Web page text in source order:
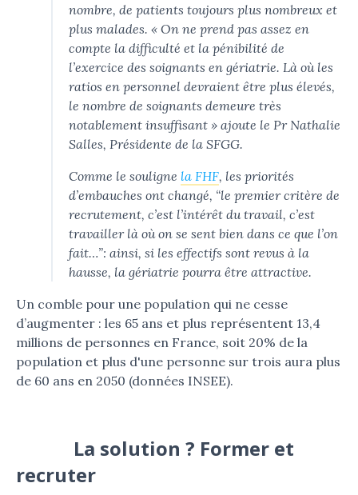
nombre, de patients toujours plus nombreux et
plus malades. « On ne prend pas assez en
compte la difficulté et la pénibilité de
l’exercice des soignants en gériatrie. Là où les
ratios en personnel devraient être plus élevés,
le nombre de soignants demeure très
notablement insuffisant » ajoute le Pr Nathalie
Salles, Présidente de la SFGG.
Comme le souligne la FHF, les priorités
d’embauches ont changé, “le premier critère de
recrutement, c’est l’intérêt du travail, c’est
travailler là où on se sent bien dans ce que l’on
fait…”: ainsi, si les effectifs sont revus à la
hausse, la gériatrie pourra être attractive.
Un comble pour une population qui ne cesse
d’augmenter : les 65 ans et plus représentent 13,4
millions de personnes en France, soit 20% de la
population et plus d'une personne sur trois aura plus
de 60 ans en 2050 (données INSEE).
La solution ? Former et
recruter